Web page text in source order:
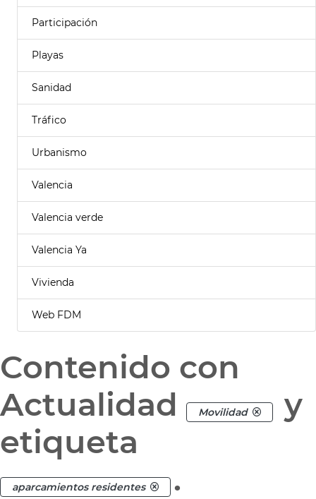
Participación
Playas
Sanidad
Tráfico
Urbanismo
Valencia
Valencia verde
Valencia Ya
Vivienda
Web FDM
Contenido con
Actualidad
Movilidad
y
etiqueta
aparcamientos residentes .